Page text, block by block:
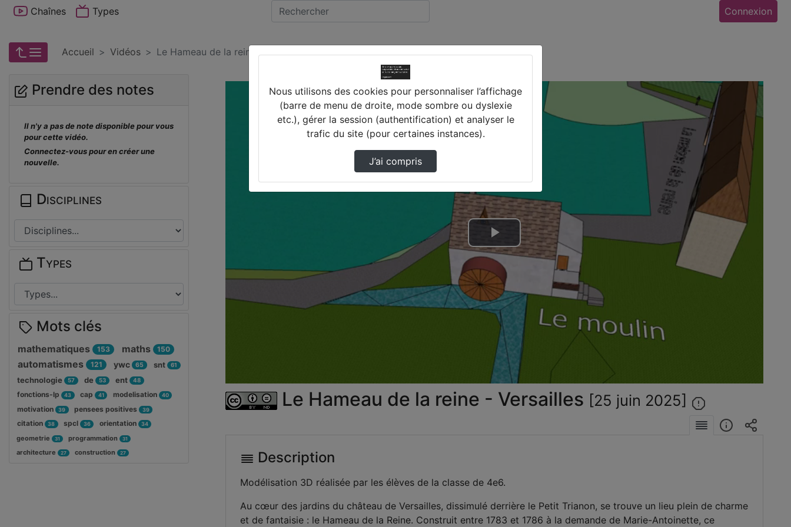
Chaînes Types Connexion
Accueil Vidéos Le Hameau de la reine - Versailles
Lire
la
vidéo
Le Hameau de la reine - Versailles [25 juin 2025]
Description
Modélisation 3D réalisée par les élèves de la classe de 4e6.
Au cœur des jardins du château de Versailles, dissimulé derrière le Petit Trianon, se trouve un lieu plein de charme
et de fantaisie : le Hameau de la Reine. Construit entre 1783 et 1786 à la demande de Marie-Antoinette, ce
Prendre des notes
Il n'y a pas de note disponible pour vous
pour cette vidéo.
Connectez-vous pour en créer une
nouvelle.
Disciplines
Types
Mots clés
mathematiques 153 maths 150
automatismes 121 ywc 65 snt 61
technologie 57 de 53 ent 48
fonctions-lp 43 cap 41 modelisation 40
motivation 39 pensees positives 39
citation 38 spcl 36 orientation 34
geometrie 31 programmation 31
architecture 27 construction 27
Nous utilisons des cookies pour personnaliser l’affichage
(barre de menu de droite, mode sombre ou dyslexie
etc.), gérer la session (authentification) et analyser le
trafic du site (pour certaines instances).
J’ai compris